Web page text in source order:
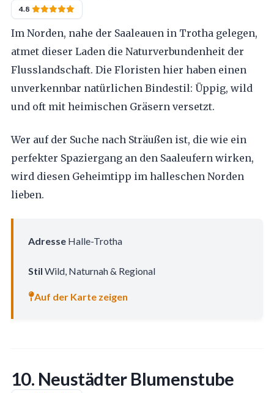
4.8
Im Norden, nahe der Saaleauen in Trotha gelegen,
atmet dieser Laden die Naturverbundenheit der
Flusslandschaft. Die Floristen hier haben einen
unverkennbar natürlichen Bindestil: Üppig, wild
und oft mit heimischen Gräsern versetzt.
Wer auf der Suche nach Sträußen ist, die wie ein
perfekter Spaziergang an den Saaleufern wirken,
wird diesen Geheimtipp im halleschen Norden
lieben.
AdresseHalle-Trotha
Stil Wild, Naturnah & Regional
Auf der Karte zeigen
10. Neustädter Blumenstube